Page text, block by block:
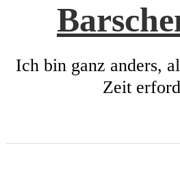
Ich bin ganz anders,
Zeit